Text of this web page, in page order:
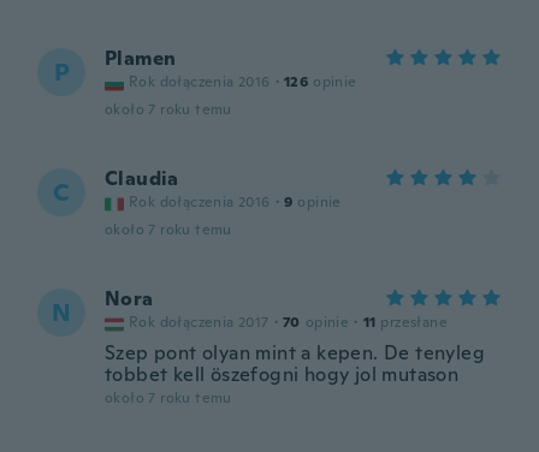
P Plamen
Rok dołączenia 2016 · 126 opinie
około 7 roku temu
C Claudia
Rok dołączenia 2016 · 9 opinie
około 7 roku temu
N Nora
Rok dołączenia 2017 · 70 opinie · 11 przesłane
Szep pont olyan mint a kepen. De tenyleg
tobbet kell öszefogni hogy jol mutason
około 7 roku temu